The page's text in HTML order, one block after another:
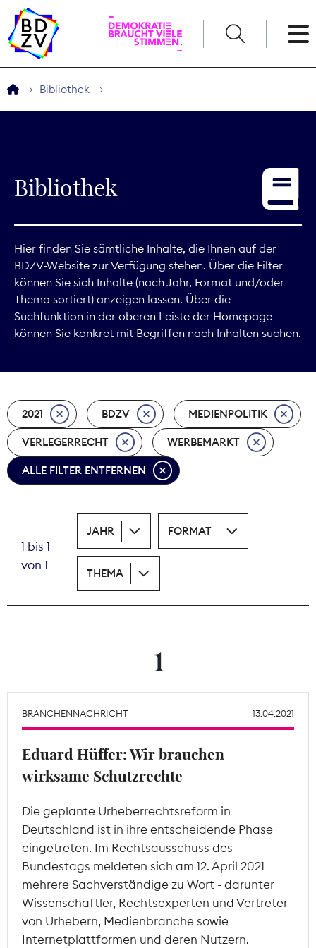
Service
Digitales
Kommunikation
Marktdaten
Nachhaltigkeit
Nachwuchs
Nova Award
Print
Recht
Theodor-Wolff-Preis
Wächterpreis
ALLE THEMEN
Mitgliederbereich
Bibliothek
Bibliothek
Hier finden Sie sämtliche Inhalte, die Ihnen auf der
BDZV-Website zur Verfügung stehen. Über die Filter
können Sie sich Inhalte (nach Jahr, Format und/oder
Thema sortiert) anzeigen lassen. Über die
Suchfunktion in der oberen Leiste der Homepage
können Sie konkret mit Begriffen nach Inhalten suchen.
2021 BDZV MEDIENPOLITIK
VERLEGERRECHT WERBEMARKT
ALLE FILTER ENTFERNEN
1 bis 1
von 1
JAHR FORMAT
THEMA
1
BRANCHENNACHRICHT 13.04.2021
Eduard Hüffer: Wir brauchen
wirksame Schutzrechte
Die geplante Urheberrechtsreform in
Deutschland ist in ihre entscheidende Phase
eingetreten. Im Rechtsausschuss des
Bundestags meldeten sich am 12. April 2021
mehrere Sachverständige zu Wort - darunter
Wissenschaftler, Rechtsexperten und Vertreter
von Urhebern, Medienbranche sowie
Internetplattformen und deren Nutzern.